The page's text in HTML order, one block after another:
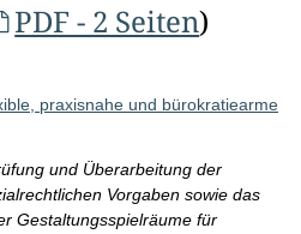
PDF - 2 Seiten)
praxisnahe und bürokratiearme
und Überarbeitung der
Vorgaben sowie das
Gestaltungsspielräume für